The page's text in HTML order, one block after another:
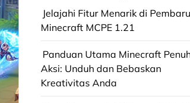
Jelajahi Fitur Menarik di
Minecraft MCPE 1.21
Panduan Utama Minecraft
Aksi: Unduh dan Bebaskan
Kreativitas Anda